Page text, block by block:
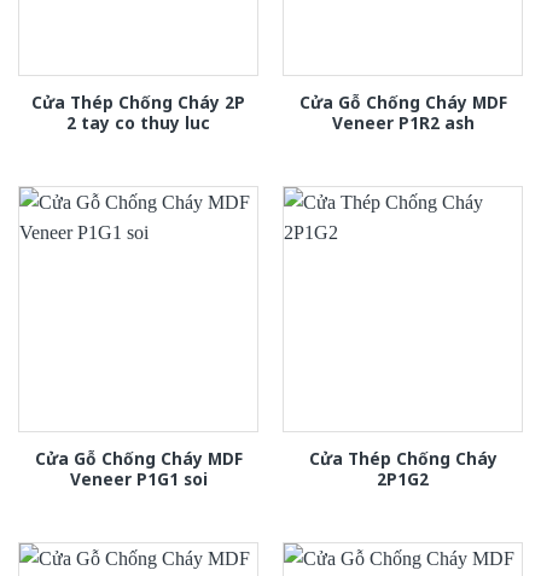
Cửa Thép Chống Cháy 2P
2 tay co thuy luc
Cửa Gỗ Chống Cháy MDF
Veneer P1R2 ash
Cửa Gỗ Chống Cháy MDF
Veneer P1G1 soi
Cửa Thép Chống Cháy
2P1G2